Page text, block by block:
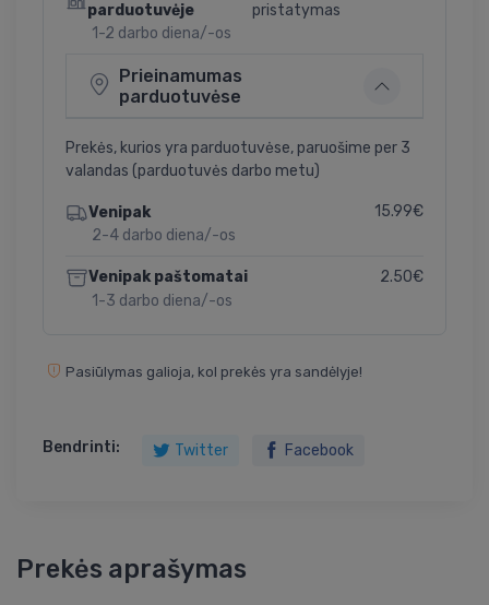
parduotuvėje
1-2 darbo diena/-os
pristatymas
Prieinamumas
parduotuvėse
Prekės, kurios yra parduotuvėse, paruošime per 3
valandas (parduotuvės darbo metu)
Venipak
2-4 darbo diena/-os
15.99€
Venipak paštomatai
1-3 darbo diena/-os
2.50€
Pasiūlymas galioja, kol prekės yra sandėlyje!
Bendrinti: Twitter Facebook
Prekės aprašymas